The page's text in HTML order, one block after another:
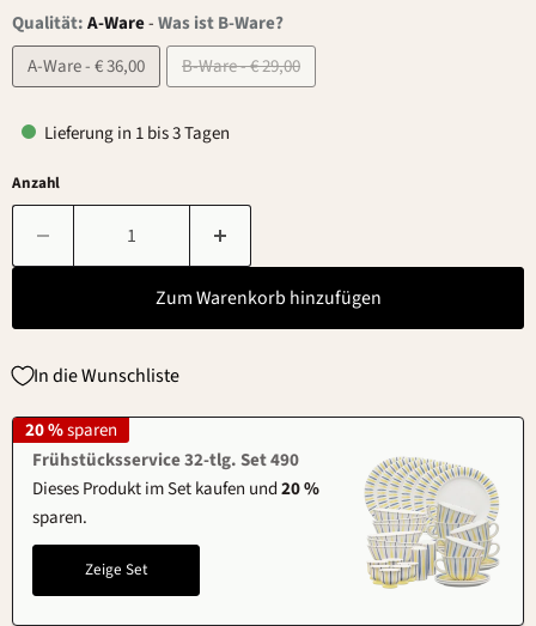
Qualität:A-Ware-Was ist B-Ware?
A-Ware - € 36,00
B-Ware - € 29,00
Lieferung in 1 bis 3 Tagen
Anzahl
Zum Warenkorb hinzufügen
In die Wunschliste
Frühstücksservice 32-tlg. Set 490
Dieses Produkt im Set kaufen und20 %
sparen.
Zeige Set
20 %sparen